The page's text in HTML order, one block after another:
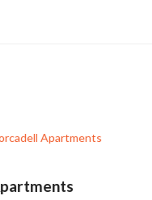
Cartel de